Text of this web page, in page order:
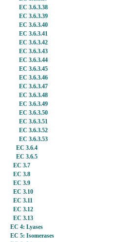
EC 3.6.3.38
EC 3.6.3.39
EC 3.6.3.40
EC 3.6.3.41
EC 3.6.3.42
EC 3.6.3.43
EC 3.6.3.44
EC 3.6.3.45
EC 3.6.3.46
EC 3.6.3.47
EC 3.6.3.48
EC 3.6.3.49
EC 3.6.3.50
EC 3.6.3.51
EC 3.6.3.52
EC 3.6.3.53
EC 3.6.4
EC 3.6.5
EC 3.7
EC 3.8
EC 3.9
EC 3.10
EC 3.11
EC 3.12
EC 3.13
EC 4: Lyases
EC 5: Isomerases